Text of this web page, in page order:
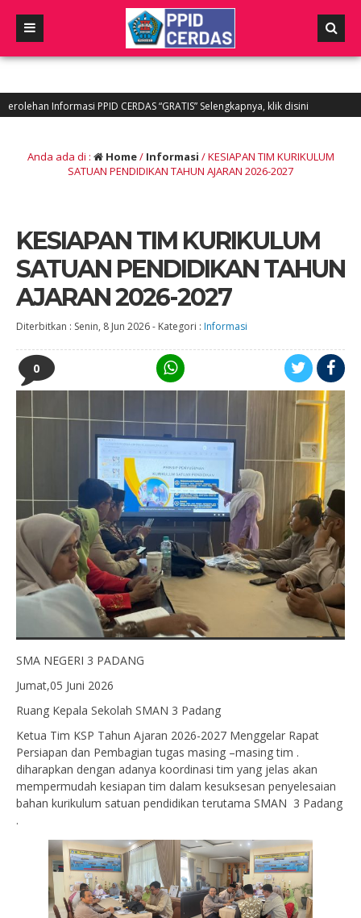
PPID CERDAS “GRATIS” Selengkapnya, klik disini
5 tahun
diwebsite PPID CERDAS SMAN 3 Padang “Layanan Informasi dan
Anda ada di : Home/ Informasi /KESIAPAN TIM KURIKULUM
SATUAN PENDIDIKAN TAHUN AJARAN 2026-2027
KESIAPAN TIM KURIKULUM
SATUAN PENDIDIKAN TAHUN
AJARAN 2026-2027
Diterbitkan : Senin, 8 Jun 2026- Kategori : Informasi
0
SMA NEGERI 3 PADANG
Jumat,05 Juni 2026
Ruang Kepala Sekolah SMAN 3 Padang
Ketua Tim KSP Tahun Ajaran 2026-2027 Menggelar Rapat
Persiapan dan Pembagian tugas masing –masing tim .
diharapkan dengan adanya koordinasi tim yang jelas akan
mempermudah kesiapan tim dalam kesuksesan penyelesaian
bahan kurikulum satuan pendidikan terutama SMAN 3 Padang
.